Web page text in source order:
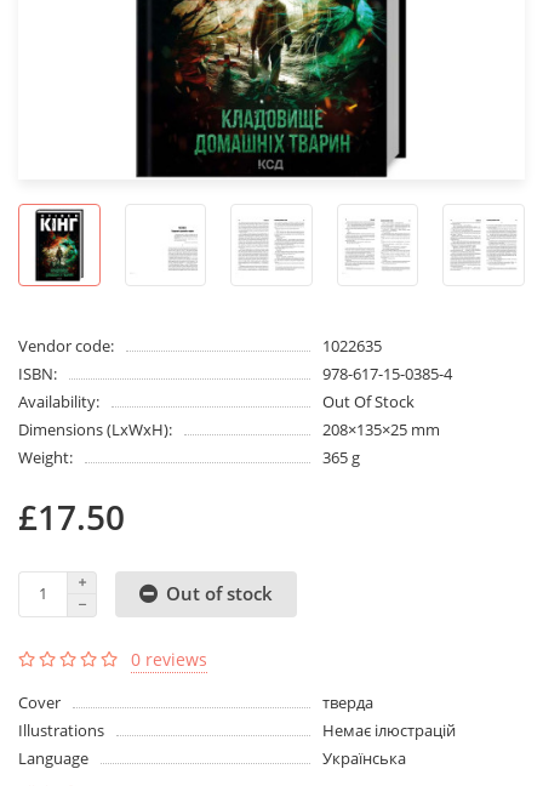
Vendor code:
1022635
ISBN:
978-617-15-0385-4
Availability:
Out Of Stock
Dimensions (LxWxH):
208×135×25 mm
Weight:
365 g
£17.50
Out of stock
0 reviews
Cover
тверда
Illustrations
Немає ілюстрацій
Language
Українська